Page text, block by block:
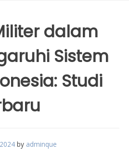
dalam
Sistem
Studi
by adminque